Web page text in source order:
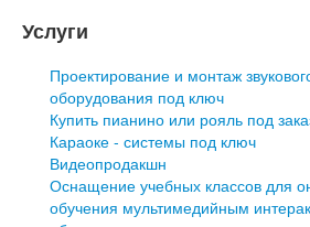
Услуги
Проектирование и монтаж
оборудования под ключ
Купить пианино или рояль под
Караоке - системы под ключ
Видеопродакшн
Оснащение учебных классов для
обучения мультимедийным